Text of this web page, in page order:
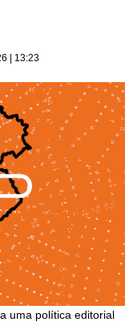
| 13:23
uma política editorial